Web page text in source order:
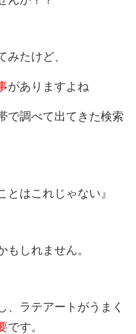
みたけど、
がありますよね
で調べて出てきた検索
とはこれじゃない』
もしれません。
、ラテアートがうまく
です。